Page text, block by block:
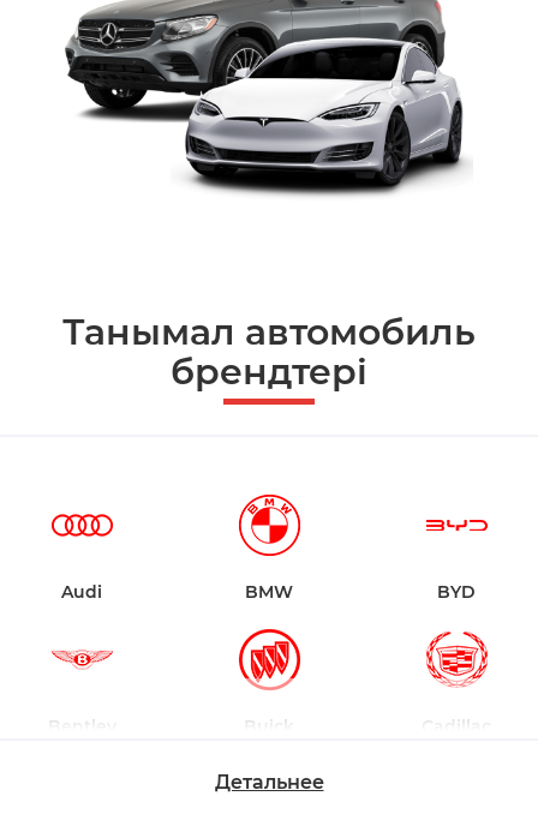
Танымал автомобиль
брендтері
Audi BMW BYD
Bentley Buick Cadillac
Детальнее